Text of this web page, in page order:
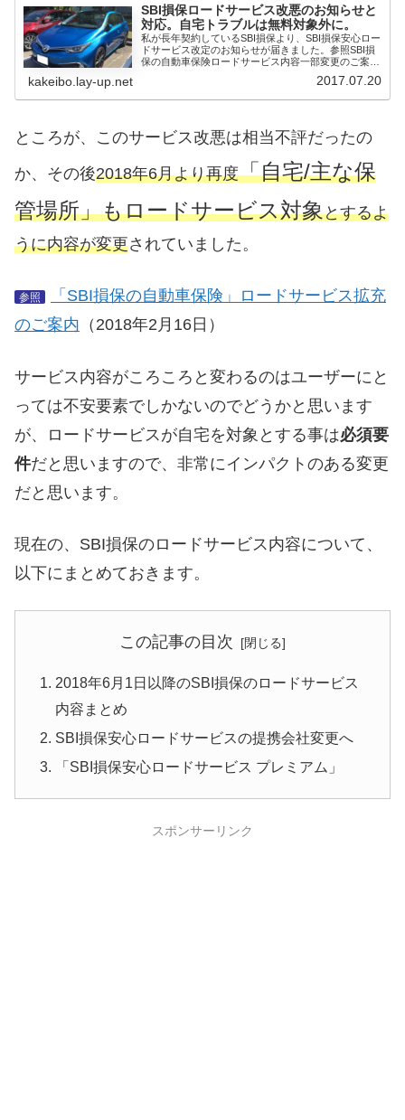
SBI損保ロードサービス改悪のお知らせと
対応。自宅トラブルは無料対象外に。
私が長年契約しているSBI損保より、SBI損保安心ロー
ドサービス改定のお知らせが届きました。参照SBI損
保の自動車保険ロードサービス内容一部変更のご案内
kakeibo.lay-up.net 2017.07.20
ところが、このサービス改悪は相当不評だったの
か、その後2018年6月より再度「自宅/主な保
管場所」もロードサービス対象とするよ
うに内容が変更されていました。
参照
「SBI損保の自動車保険」ロードサービス拡充
のご案内 （2018年2月16日）
サービス内容がころころと変わるのはユーザーにと
っては不安要素でしかないのでどうかと思います
が、ロードサービスが自宅を対象とする事は必須要
件だと思いますので、非常にインパクトのある変更
だと思います。
現在の、SBI損保のロードサービス内容について、
以下にまとめておきます。
この記事の目次
2018年6月1日以降のSBI損保のロードサービス
内容まとめ
SBI損保安心ロードサービスの提携会社変更へ
「SBI損保安心ロードサービス プレミアム」
スポンサーリンク